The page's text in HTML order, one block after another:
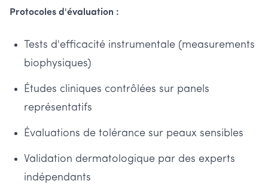
Protocoles d'évaluation :
Tests d'efficacité instrumentale (measurements
biophysiques)
Études cliniques contrôlées sur panels
représentatifs
Évaluations de tolérance sur peaux sensibles
Validation dermatologique par des experts
indépendants